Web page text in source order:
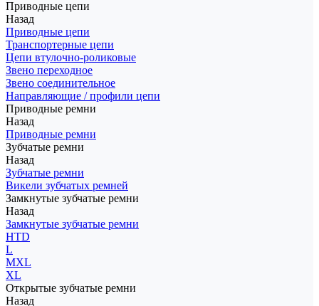
Приводные цепи
Назад
Приводные цепи
Транспортерные цепи
Цепи втулочно-роликовые
Звено переходное
Звено соединительное
Направляющие / профили цепи
Приводные ремни
Назад
Приводные ремни
Зубчатые ремни
Назад
Зубчатые ремни
Викели зубчатых ремней
Замкнутые зубчатые ремни
Назад
Замкнутые зубчатые ремни
HTD
L
MXL
XL
Открытые зубчатые ремни
Назад